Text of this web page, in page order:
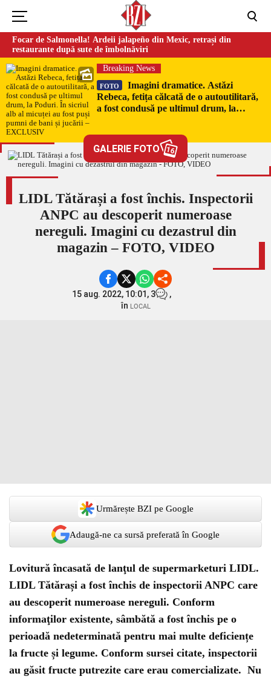
Focar de Salmonella! Ardeii jalapeño din Mexic, retrași din
restaurante după sute de îmbolnăviri
Breaking News
FOTO
Imagini dramatice. Astăzi
Rebeca, fetița călcată de o autoutilitară,
a fost condusă pe ultimul drum, la
EXCLUSIV
GALERIE FOTO 16
LIDL Tătărași a fost închis. Inspectorii
ANPC au descoperit numeroase
nereguli. Imagini cu dezastrul din
magazin – FOTO, VIDEO
15 aug. 2022, 10:01, 3
,
în LOCAL
Urmărește BZI pe Google
Adaugă-ne ca sursă preferată în Google
Lovitură încasată de lanţul de supermarketuri LIDL.
LIDL Tătărași a fost închis de inspectorii ANPC care
au descoperit numeroase nereguli. Conform
informaţilor existente, sâmbătă a fost închis pe o
perioadă nedeterminată pentru mai multe deficiențe
la fructe și legume. Conform sursei citate, inspectorii
au găsit fructe putrezite care erau comercializate. Nu